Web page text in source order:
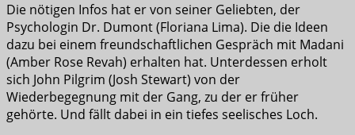
Die nötigen Infos hat er von seiner Geliebten, der
Psychologin Dr. Dumont (Floriana Lima). Die die Ideen
dazu bei einem freundschaftlichen Gespräch mit Madani
(Amber Rose Revah) erhalten hat. Unterdessen erholt
sich John Pilgrim (Josh Stewart) von der
Wiederbegegnung mit der Gang, zu der er früher
gehörte. Und fällt dabei in ein tiefes seelisches Loch.